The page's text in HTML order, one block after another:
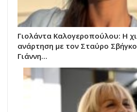
Γιολάντα Καλογεροπούλου: Η
ανάρτηση με τον Σταύρο
Γιάννη…